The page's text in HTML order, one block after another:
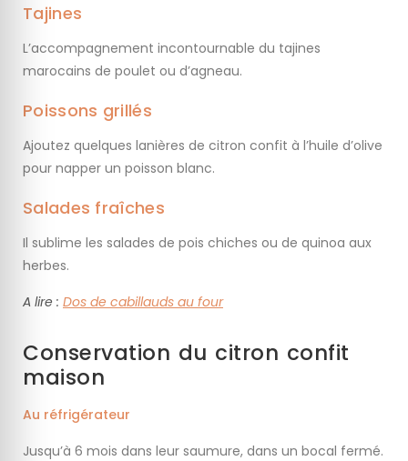
Tajines
L’accompagnement incontournable du tajines
marocains de poulet ou d’agneau.
Poissons grillés
Ajoutez quelques lanières de citron confit à l’huile d’olive
pour napper un poisson blanc.
Salades fraîches
Il sublime les salades de pois chiches ou de quinoa aux
herbes.
A lire : Dos de cabillauds au four
Conservation du citron confit
maison
Au réfrigérateur
Jusqu’à 6 mois dans leur saumure, dans un bocal fermé.